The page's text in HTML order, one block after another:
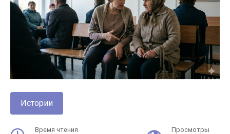
Истории
Время чтения Просмотры